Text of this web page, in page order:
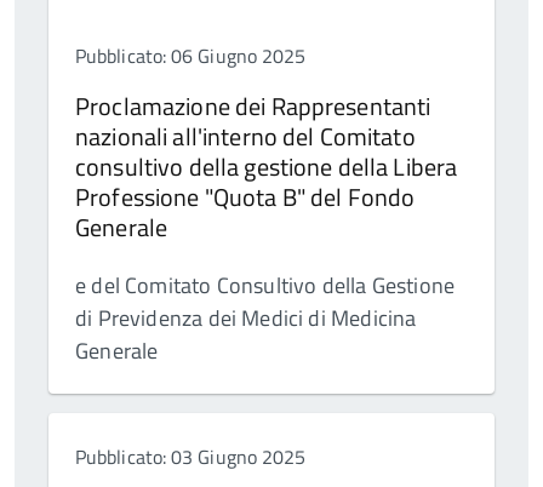
Pubblicato: 06 Giugno 2025
Proclamazione dei Rappresentanti
nazionali all'interno del Comitato
consultivo della gestione della Libera
Professione "Quota B" del Fondo
Generale
e del Comitato Consultivo della Gestione
di Previdenza dei Medici di Medicina
Generale
Pubblicato: 03 Giugno 2025